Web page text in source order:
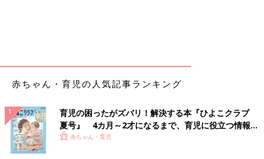
赤ちゃん・育児の人気記事ランキング
育児の困ったがズバリ！解決する本『ひよこクラブ
夏号』 4カ月～2才になるまで、育児に役立つ情報が
いっぱい！
赤ちゃん・育児